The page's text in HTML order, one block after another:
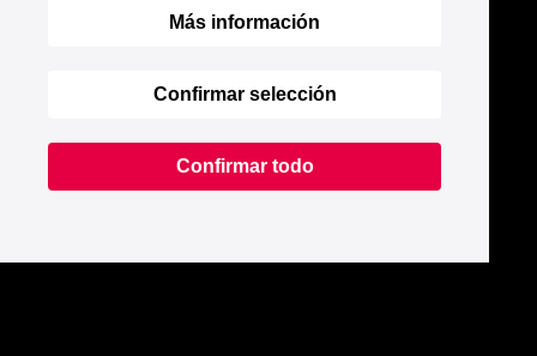
Más información
Confirmar selección
Confirmar todo